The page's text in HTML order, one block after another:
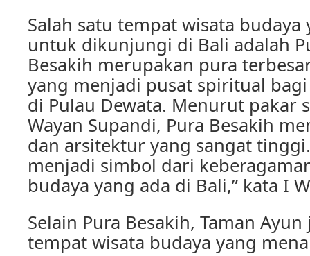
Salah satu tempat wisata
untuk dikunjungi di Bali adalah
Besakih merupakan pura
yang menjadi pusat spiritual
di Pulau Dewata. Menurut pakar
Wayan Supandi, Pura Besakih
dan arsitektur yang sangat
menjadi simbol dari
budaya yang ada di Bali,” kata I
Selain Pura Besakih, Taman
tempat wisata budaya yang